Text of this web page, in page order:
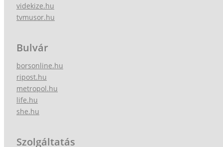
videkize.hu
tvmusor.hu
Bulvár
borsonline.hu
ripost.hu
metropol.hu
life.hu
she.hu
Szolgáltatás